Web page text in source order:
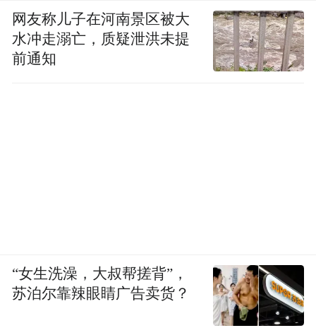
网友称儿子在河南景区被大
水冲走溺亡，质疑泄洪未提
前通知
“女生洗澡，大叔帮搓背”，
苏泊尔靠辣眼睛广告卖货？